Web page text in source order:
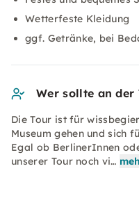
Wetterfeste Kleidung
ggf. Getränke, bei
Wer sollte an der
Die Tour ist für
Museum gehen und sich
Egal ob BerlinerInnen
unserer Tour noch vi…